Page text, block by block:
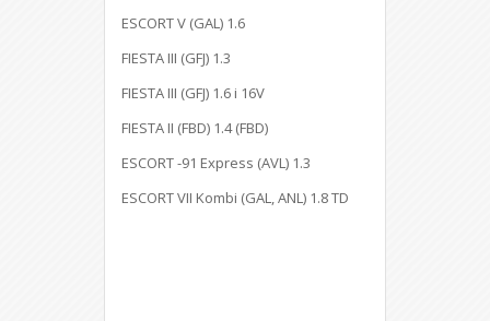
ESCORT V (GAL) 1.6
FIESTA III (GFJ) 1.3
FIESTA III (GFJ) 1.6 i 16V
FIESTA II (FBD) 1.4 (FBD)
ESCORT -91 Express (AVL) 1.3
ESCORT VII Kombi (GAL, ANL) 1.8 TD